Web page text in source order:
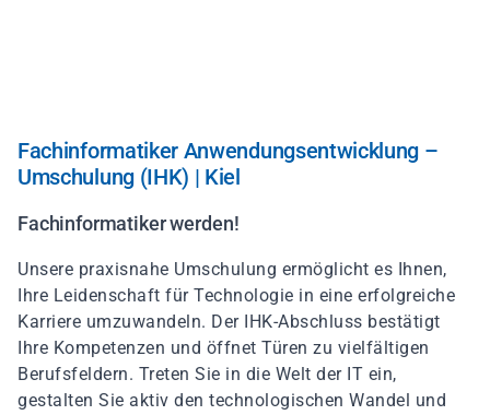
Fachinformatiker Anwendungsentwicklung –
Umschulung (IHK) | Kiel
Fachinformatiker werden!
Unsere praxisnahe Umschulung ermöglicht es Ihnen,
Ihre Leidenschaft für Technologie in eine erfolgreiche
Karriere umzuwandeln. Der IHK-Abschluss bestätigt
Ihre Kompetenzen und öffnet Türen zu vielfältigen
Berufsfeldern. Treten Sie in die Welt der IT ein,
gestalten Sie aktiv den technologischen Wandel und